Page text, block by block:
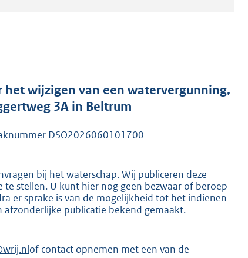
wijzigen van een watervergunning,
3A in Beltrum
DSO2026060101700
bij het waterschap. Wij publiceren deze
stellen. U kunt hier nog geen bezwaar of beroep
er sprake is van de mogelijkheid tot het indienen
publicatie bekend gemaakt.
of contact opnemen met een van de